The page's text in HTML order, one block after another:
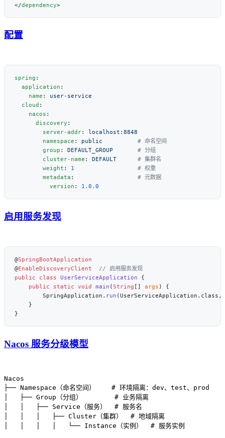
</dependency
配置
spring
  application
    name
:
  cloud
    nacos
      discovery
        server-addr
:
        namespace
: public
        group
: DEFAULT_GROUP
        cluster-name
: DEFAULT
        weight
: 1
        metadata
:
          version
:
启用服务发现
@
@EnableDiscoveryClient
public class UserServiceApplication
    public
static void main (String [] args
        SpringApplication.
run
Nacos 服务分级模型
Nacos
├── Namespace（命名空间）    # 环境隔离：dev、test、prod
│   ├── Group（分组）        # 业务隔离
│   │   ├── Service（服务）  # 服务名
│   │   │   ├── Cluster（集群）  # 地域隔离